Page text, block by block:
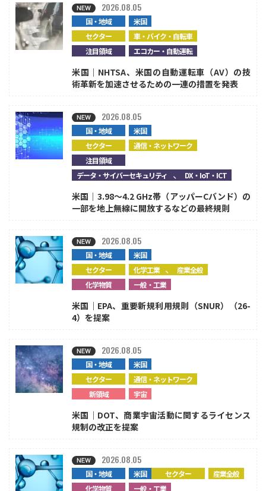
国・地域
米国
セクター
車・バイク・自転車
注目領域
エコカー・自動運転
2026.08.05
米国｜NHTSA、米国の自動運転車（AV）の技
術革新を加速させるための一連の措置を発表
国・地域
米国
セクター
通信・ネットワーク
注目領域
データ・サイバーセキュリティ 、DX・IoT・ICT
2026.08.05
米国｜3.98～4.2 GHz帯（アッパーCバンド）の
一部を地上無線に開放するなどの最終規則
国・地域
米国
セクター
化学工業 、産業全般
化学物質
一般・工業
2026.08.05
米国｜EPA、重要新規利用規則（SNUR）（26-
4）を提案
国・地域
米国
セクター
通信・ネットワーク
新領域
宇宙
2026.08.05
米国｜DOT、商業宇宙活動に関するライセンス
規制の改正を提案
国・地域 米国 セクター
産業全般
化学物質
一般・工業
2026.08.05